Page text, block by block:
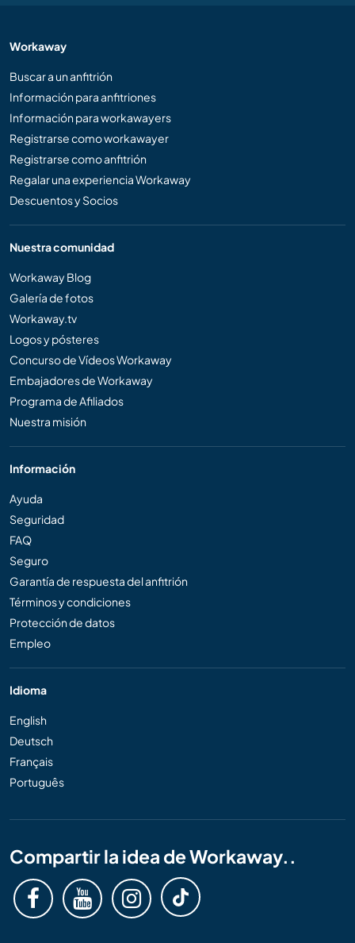
Workaway
Buscar a un anfitrión
Información para anfitriones
Información para workawayers
Registrarse como workawayer
Registrarse como anfitrión
Regalar una experiencia Workaway
Descuentos y Socios
Nuestra comunidad
Workaway Blog
Galería de fotos
Workaway.tv
Logos y pósteres
Concurso de Vídeos Workaway
Embajadores de Workaway
Programa de Afiliados
Nuestra misión
Información
Ayuda
Seguridad
FAQ
Seguro
Garantía de respuesta del anfitrión
Términos y condiciones
Protección de datos
Empleo
Idioma
English
Deutsch
Français
Português
Compartir la idea de Workaway..